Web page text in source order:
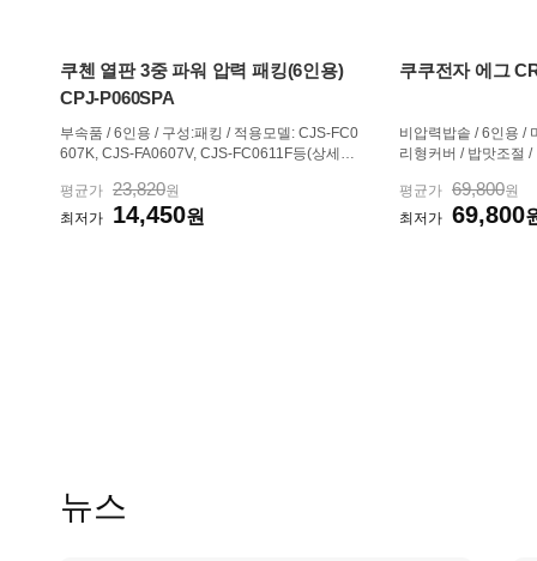
쿠첸 열판 3중 파워 압력 패킹(6인용)
CPJ-P060SPA
부속품 / 6인용 / 구성:패킹 / 적용모델: CJS-FC0
607K, CJS-FA0607V, CJS-FC0611F등(상세정
로시작
평균가 23,820원
최저가
14,450원
쿠쿠전자 에그
비압력밥솥 / 6인용 /
리형커버 / 밥맛조절
0W / 원터치오픈버
38x215x323mm
평균가 69,800원
최저가 69,800
뉴스